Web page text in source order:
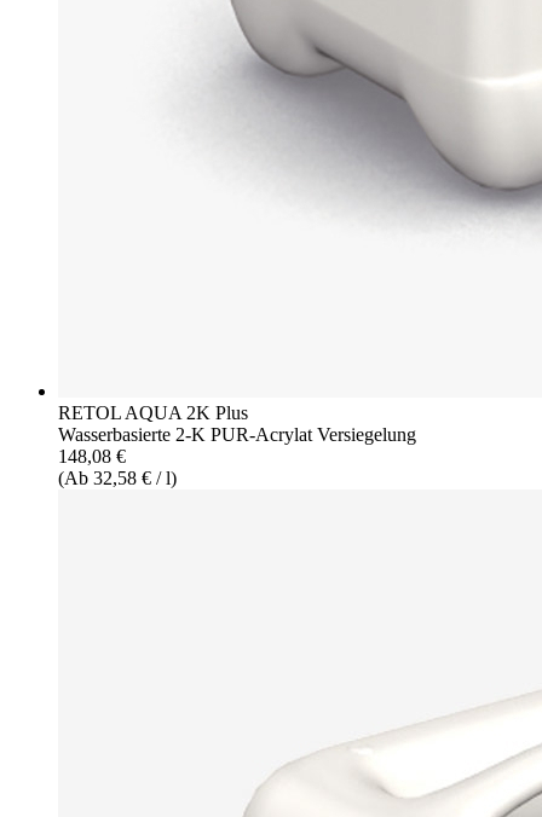
RETOL AQUA 2K Plus
Wasserbasierte 2-K PUR-Acrylat Versiegelung
148,08 €
(Ab 32,58 € / l)